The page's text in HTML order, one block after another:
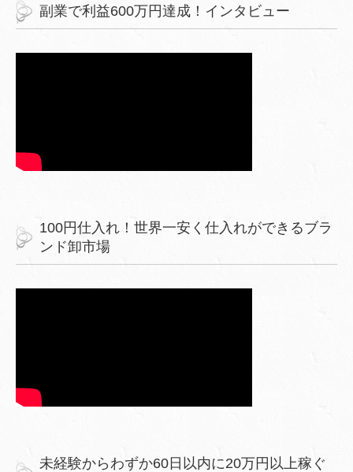
副業で利益600万円達成！インタビュー
100円仕入れ！世界一安く仕入れができるブラ
ンド卸市場
未経験からわずか60日以内に20万円以上稼ぐ